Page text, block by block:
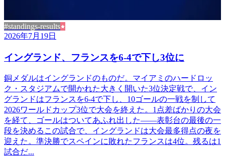
#standings-results
2026年7月19日
イングランド、フランスを6-4で下し3位に
銅メダルはイングランドのものだ。マイアミのハードロッ
ク・スタジアムで開かれた大きく開いた3位決定戦で、イン
グランドはフランスを6-4で下し、10ゴールの一戦を制して
2026ワールドカップ3位で大会を終えた。1点差ばかりの大会
を経て、ゴールはついてあふれ出した——表彰台の最後の一
段を決めるこの試合で、イングランドは大会最多得点の夜を
迎えた。準決勝でスペインに敗れたフランスは4位。残るは1
試合だ...